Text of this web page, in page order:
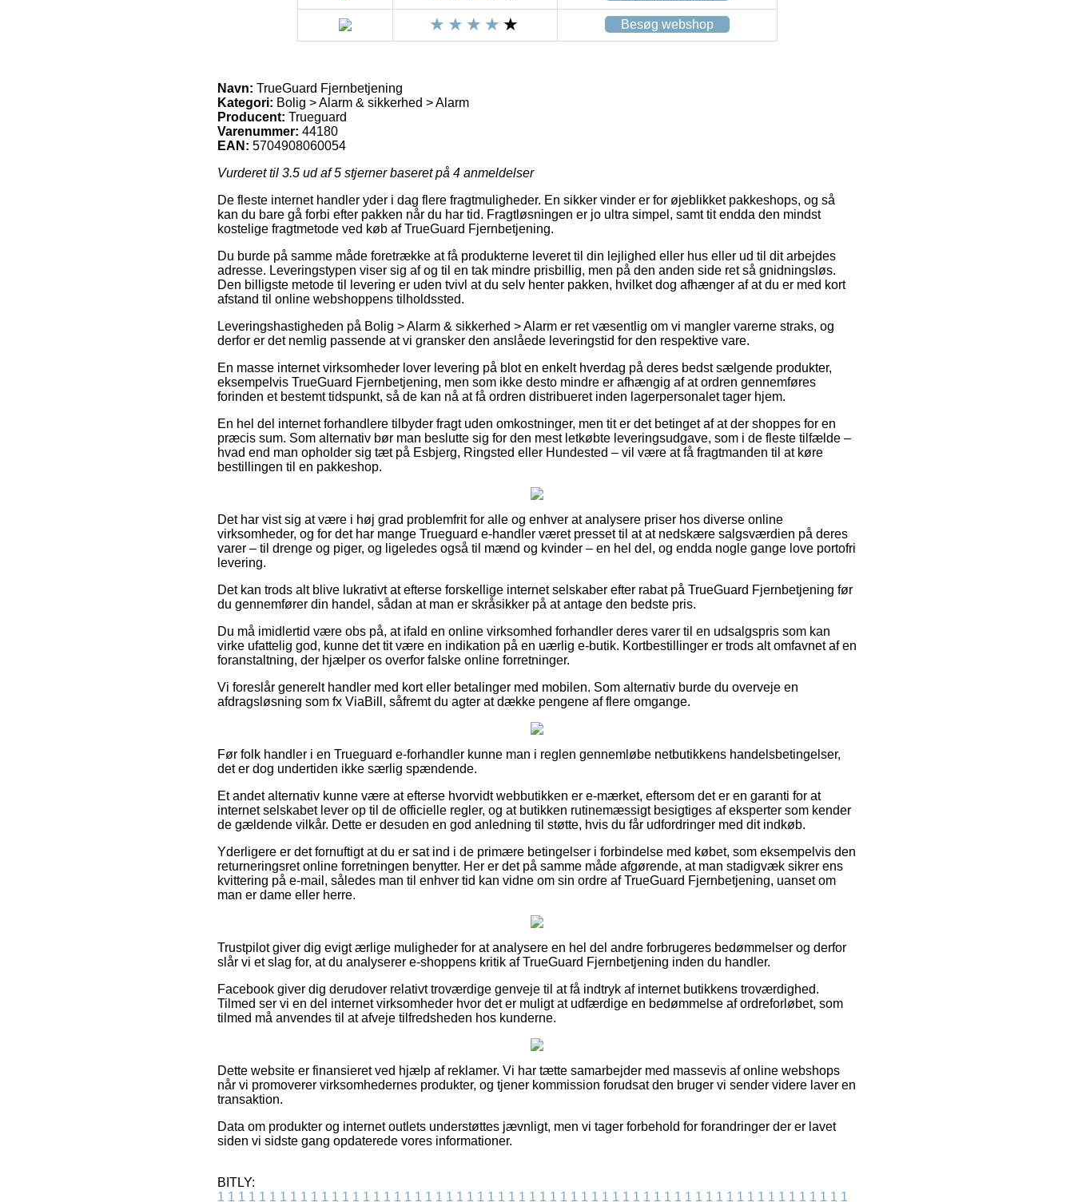
Besøg webshop
Navn: TrueGuard Fjernbetjening
Kategori: Bolig > Alarm & sikkerhed > Alarm
Producent: Trueguard
Varenummer: 44180
EAN: 5704908060054
Vurderet til 3.5 ud af 5 stjerner baseret på 4 anmeldelser
De fleste internet handler yder i dag flere fragtmuligheder. En sikker vinder er for øjeblikket pakkeshops, og så
kan du bare gå forbi efter pakken når du har tid. Fragtløsningen er jo ultra simpel, samt tit endda den mindst
kostelige fragtmetode ved køb af TrueGuard Fjernbetjening.
Du burde på samme måde foretrække at få produkterne leveret til din lejlighed eller hus eller ud til dit arbejdes
adresse. Leveringstypen viser sig af og til en tak mindre prisbillig, men på den anden side ret så gnidningsløs.
Den billigste metode til levering er uden tvivl at du selv henter pakken, hvilket dog afhænger af at du er med kort
afstand til online webshoppens tilholdssted.
Leveringshastigheden på Bolig > Alarm & sikkerhed > Alarm er ret væsentlig om vi mangler varerne straks, og
derfor er det nemlig passende at vi gransker den anslåede leveringstid for den respektive vare.
En masse internet virksomheder lover levering på blot en enkelt hverdag på deres bedst sælgende produkter,
eksempelvis TrueGuard Fjernbetjening, men som ikke desto mindre er afhængig af at ordren gennemføres
forinden et bestemt tidspunkt, så de kan nå at få ordren distribueret inden lagerpersonalet tager hjem.
En hel del internet forhandlere tilbyder fragt uden omkostninger, men tit er det betinget af at der shoppes for en
præcis sum. Som alternativ bør man beslutte sig for den mest letkøbte leveringsudgave, som i de fleste tilfælde –
hvad end man opholder sig tæt på Esbjerg, Ringsted eller Hundested – vil være at få fragtmanden til at køre
bestillingen til en pakkeshop.
Det har vist sig at være i høj grad problemfrit for alle og enhver at analysere priser hos diverse online
virksomheder, og for det har mange Trueguard e-handler været presset til at at nedskære salgsværdien på deres
varer – til drenge og piger, og ligeledes også til mænd og kvinder – en hel del, og endda nogle gange love portofri
levering.
Det kan trods alt blive lukrativt at efterse forskellige internet selskaber efter rabat på TrueGuard Fjernbetjening før
du gennemfører din handel, sådan at man er skråsikker på at antage den bedste pris.
Du må imidlertid være obs på, at ifald en online virksomhed forhandler deres varer til en udsalgspris som kan
virke ufattelig god, kunne det tit være en indikation på en uærlig e-butik. Kortbestillinger er trods alt omfavnet af en
foranstaltning, der hjælper os overfor falske online forretninger.
Vi foreslår generelt handler med kort eller betalinger med mobilen. Som alternativ burde du overveje en
afdragsløsning som fx ViaBill, såfremt du agter at dække pengene af flere omgange.
Før folk handler i en Trueguard e-forhandler kunne man i reglen gennemløbe netbutikkens handelsbetingelser,
det er dog undertiden ikke særlig spændende.
Et andet alternativ kunne være at efterse hvorvidt webbutikken er e-mærket, eftersom det er en garanti for at
internet selskabet lever op til de officielle regler, og at butikken rutinemæssigt besigtiges af eksperter som kender
de gældende vilkår. Dette er desuden en god anledning til støtte, hvis du får udfordringer med dit indkøb.
Yderligere er det fornuftigt at du er sat ind i de primære betingelser i forbindelse med købet, som eksempelvis den
returneringsret online forretningen benytter. Her er det på samme måde afgørende, at man stadigvæk sikrer ens
kvittering på e-mail, således man til enhver tid kan vidne om sin ordre af TrueGuard Fjernbetjening, uanset om
man er dame eller herre.
Trustpilot giver dig evigt ærlige muligheder for at analysere en hel del andre forbrugeres bedømmelser og derfor
slår vi et slag for, at du analyserer e-shoppens kritik af TrueGuard Fjernbetjening inden du handler.
Facebook giver dig derudover relativt troværdige genveje til at få indtryk af internet butikkens troværdighed.
Tilmed ser vi en del internet virksomheder hvor det er muligt at udfærdige en bedømmelse af ordreforløbet, som
tilmed må anvendes til at afveje tilfredsheden hos kunderne.
Dette website er finansieret ved hjælp af reklamer. Vi har tætte samarbejder med massevis af online webshops
når vi promoverer virksomhedernes produkter, og tjener kommission forudsat den bruger vi sender videre laver en
transaktion.
Data om produkter og internet outlets understøttes jævnligt, men vi tager forbehold for forandringer der er lavet
siden vi sidste gang opdaterede vores informationer.
BITLY:
1 1 1 1 1 1 1 1 1 1 1 1 1 1 1 1 1 1 1 1 1 1 1 1 1 1 1 1 1 1 1 1 1 1 1 1 1 1 1 1 1 1 1 1 1 1 1 1 1 1 1 1 1 1 1 1 1 1 1 1 1